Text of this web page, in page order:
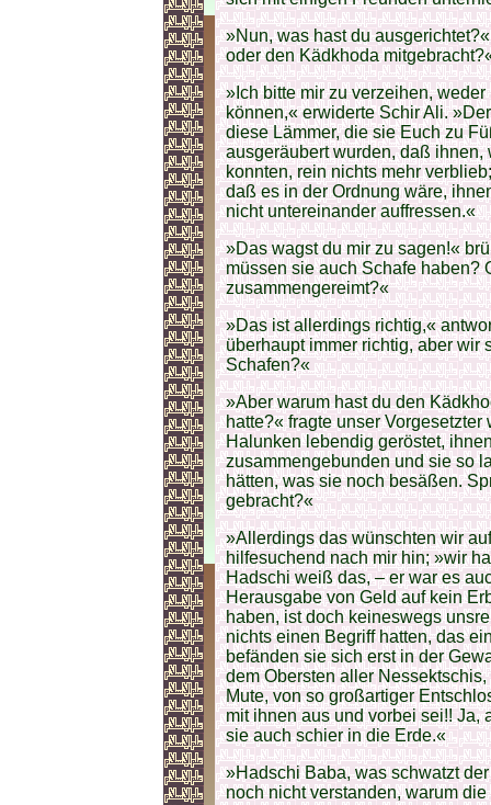
»Nun, was hast du
oder den Kädkhoda
»Ich bitte mir zu verzeihen,
können,« erwiderte Schir Ali.
diese Lämmer, die sie Euch zu
ausgeräubert wurden, daß
konnten, rein nichts mehr
daß es in der Ordnung wäre,
nicht untereinander auffressen.«
»Das wagst du mir zu sagen!«
müssen sie auch Schafe haben?
zusammengereimt?«
»Das ist allerdings richtig,«
überhaupt immer richtig, aber wir
Schafen?«
»Aber warum hast du den
hatte?« fragte unser
Halunken lebendig geröstet,
zusammengebunden und sie so
hätten, was sie noch besäßen.
gebracht?«
»Allerdings das wünschten wir
hilfesuchend nach mir hin; »wir
Hadschi weiß das, – er war es
Herausgabe von Geld auf kein
haben, ist doch keineswegs
nichts einen Begriff hatten, das
befänden sie sich erst in der
dem Obersten aller
Mute, von so großartiger
mit ihnen aus und vorbei sei!! Ja,
sie auch schier in die Erde.«
»Hadschi Baba, was schwatzt
noch nicht verstanden, warum